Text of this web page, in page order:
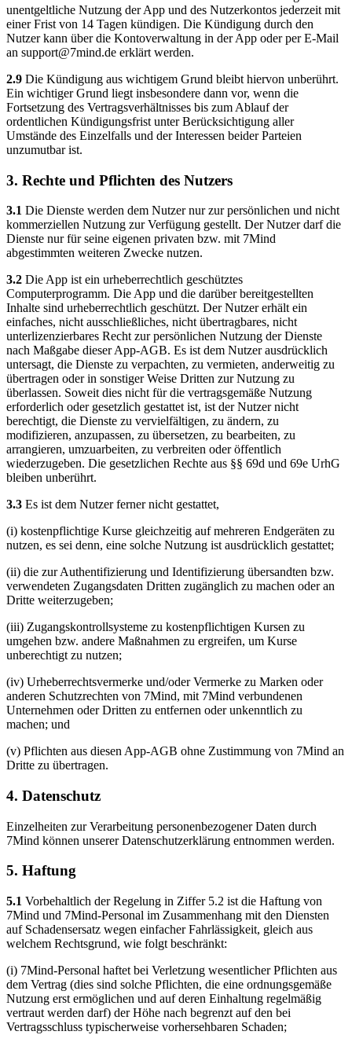
unentgeltliche Nutzung der App und des Nutzerkontos jederzeit mit
einer Frist von 14 Tagen kündigen. Die Kündigung durch den
Nutzer kann über die Kontoverwaltung in der App oder per E-Mail
an support@7mind.de erklärt werden.
2.9 Die Kündigung aus wichtigem Grund bleibt hiervon unberührt.
Ein wichtiger Grund liegt insbesondere dann vor, wenn die
Fortsetzung des Vertragsverhältnisses bis zum Ablauf der
ordentlichen Kündigungsfrist unter Berücksichtigung aller
Umstände des Einzelfalls und der Interessen beider Parteien
unzumutbar ist.
3. Rechte und Pflichten des Nutzers
3.1 Die Dienste werden dem Nutzer nur zur persönlichen und nicht
kommerziellen Nutzung zur Verfügung gestellt. Der Nutzer darf die
Dienste nur für seine eigenen privaten bzw. mit 7Mind
abgestimmten weiteren Zwecke nutzen.
3.2 Die App ist ein urheberrechtlich geschütztes
Computerprogramm. Die App und die darüber bereitgestellten
Inhalte sind urheberrechtlich geschützt. Der Nutzer erhält ein
einfaches, nicht ausschließliches, nicht übertragbares, nicht
unterlizenzierbares Recht zur persönlichen Nutzung der Dienste
nach Maßgabe dieser App-AGB. Es ist dem Nutzer ausdrücklich
untersagt, die Dienste zu verpachten, zu vermieten, anderweitig zu
übertragen oder in sonstiger Weise Dritten zur Nutzung zu
überlassen. Soweit dies nicht für die vertragsgemäße Nutzung
erforderlich oder gesetzlich gestattet ist, ist der Nutzer nicht
berechtigt, die Dienste zu vervielfältigen, zu ändern, zu
modifizieren, anzupassen, zu übersetzen, zu bearbeiten, zu
arrangieren, umzuarbeiten, zu verbreiten oder öffentlich
wiederzugeben. Die gesetzlichen Rechte aus §§ 69d und 69e UrhG
bleiben unberührt.
3.3 Es ist dem Nutzer ferner nicht gestattet,
(i) kostenpflichtige Kurse gleichzeitig auf mehreren Endgeräten zu
nutzen, es sei denn, eine solche Nutzung ist ausdrücklich gestattet;
(ii) die zur Authentifizierung und Identifizierung übersandten bzw.
verwendeten Zugangsdaten Dritten zugänglich zu machen oder an
Dritte weiterzugeben;
(iii) Zugangskontrollsysteme zu kostenpflichtigen Kursen zu
umgehen bzw. andere Maßnahmen zu ergreifen, um Kurse
unberechtigt zu nutzen;
(iv) Urheberrechtsvermerke und/oder Vermerke zu Marken oder
anderen Schutzrechten von 7Mind, mit 7Mind verbundenen
Unternehmen oder Dritten zu entfernen oder unkenntlich zu
machen; und
(v) Pflichten aus diesen App-AGB ohne Zustimmung von 7Mind an
Dritte zu übertragen.
4. Datenschutz
Einzelheiten zur Verarbeitung personenbezogener Daten durch
7Mind können unserer Datenschutzerklärung entnommen werden.
5. Haftung
5.1 Vorbehaltlich der Regelung in Ziffer 5.2 ist die Haftung von
7Mind und 7Mind-Personal im Zusammenhang mit den Diensten
auf Schadensersatz wegen einfacher Fahrlässigkeit, gleich aus
welchem Rechtsgrund, wie folgt beschränkt:
(i) 7Mind-Personal haftet bei Verletzung wesentlicher Pflichten aus
dem Vertrag (dies sind solche Pflichten, die eine ordnungsgemäße
Nutzung erst ermöglichen und auf deren Einhaltung regelmäßig
vertraut werden darf) der Höhe nach begrenzt auf den bei
Vertragsschluss typischerweise vorhersehbaren Schaden;